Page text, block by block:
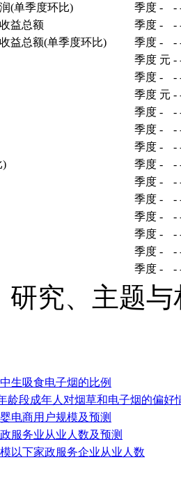
(单季度环比)
季度 - -
益总额
季度 - -
益总额(单季度环比)
季度 - -
季度 元 -
季度 - -
季度 元 -
季度 - -
季度 - -
季度 - -
)
季度 - -
季度 - -
季度 - -
季度 - -
季度 - -
季度 - -
季度 - -
研究、主题
生吸食电子烟的比例
龄段成年人对烟草和电子烟的偏好
电商用户规模及预测
服务业从业人数及预测
以下家政服务企业从业人数